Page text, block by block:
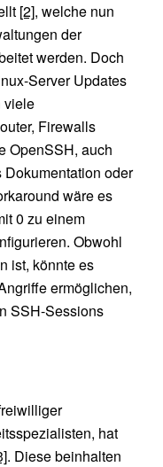
[2], welche nun
der
werden. Doch
Server Updates
viele
Firewalls
OpenSSH, auch
oder
wäre es
0 zu einem
Obwohl
ist, könnte es
ermöglichen,
SSH-Sessions
hat
. Diese beinhalten